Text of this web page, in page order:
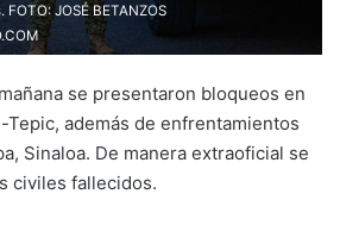
JOSÉ BETANZOS
se presentaron bloqueos en
Tepic, además de enfrentamientos
Sinaloa. De manera extraoficial se
civiles fallecidos.